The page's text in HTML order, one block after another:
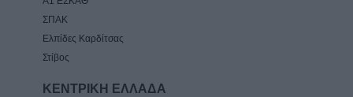
ΣΠΑΚ
Ελπίδες Καρδίτσας
Στίβος
ΚΕΝΤΡΙΚΗ ΕΛΛΑΔΑ